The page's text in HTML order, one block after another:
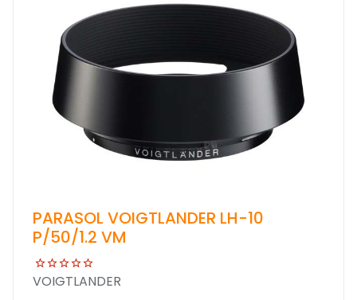
PARASOL VOIGTLANDER LH-10
P/50/1.2 VM
VOIGTLANDER